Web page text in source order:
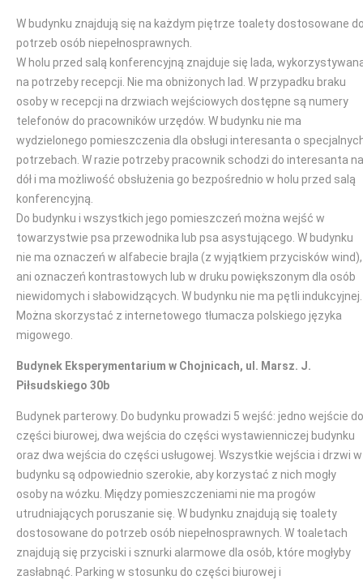
W budynku znajdują się na każdym piętrze toalety dostosowane
potrzeb osób niepełnosprawnych.
W holu przed salą konferencyjną znajduje się lada,
na potrzeby recepcji. Nie ma obniżonych lad. W przypadku braku
osoby w recepcji na drzwiach wejściowych dostępne są numery
telefonów do pracowników urzędów. W budynku nie ma
wydzielonego pomieszczenia dla obsługi interesanta o
potrzebach. W razie potrzeby pracownik schodzi do interesanta na
dół i ma możliwość obsłużenia go bezpośrednio w holu przed salą
konferencyjną.
Do budynku i wszystkich jego pomieszczeń można wejść w
towarzystwie psa przewodnika lub psa asystującego. W budynku
nie ma oznaczeń w alfabecie brajla (z wyjątkiem przycisków wind),
ani oznaczeń kontrastowych lub w druku powiększonym dla osób
niewidomych i słabowidzących. W budynku nie ma pętli indukcyjnej.
Można skorzystać z internetowego tłumacza polskiego języka
migowego.
Budynek Eksperymentarium w Chojnicach, ul. Marsz. J.
Piłsudskiego 30b
Budynek parterowy. Do budynku prowadzi 5 wejść: jedno wejście do
części biurowej, dwa wejścia do części wystawienniczej budynku
oraz dwa wejścia do części usługowej. Wszystkie wejścia i drzwi w
budynku są odpowiednio szerokie, aby korzystać z nich mogły
osoby na wózku. Między pomieszczeniami nie ma progów
utrudniających poruszanie się. W budynku znajdują się toalety
dostosowane do potrzeb osób niepełnosprawnych. W toaletach
znajdują się przyciski i sznurki alarmowe dla osób, które mogłyby
zasłabnąć. Parking w stosunku do części biurowej i